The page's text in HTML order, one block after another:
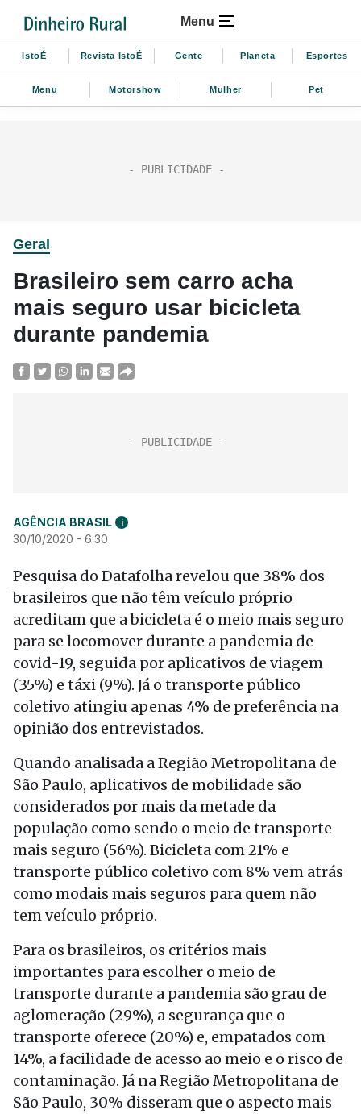
Menu
IstoÉ Revista IstoÉ Gente Planeta Esportes
Menu Motorshow Mulher Pet
Geral
Brasileiro sem carro acha
mais seguro usar bicicleta
durante pandemia
AGÊNCIA BRASIL i
30/10/2020 - 6:30
Pesquisa do Datafolha revelou que 38% dos
brasileiros que não têm veículo próprio
acreditam que a bicicleta é o meio mais seguro
para se locomover durante a pandemia de
covid-19, seguida por aplicativos de viagem
(35%) e táxi (9%). Já o transporte público
coletivo atingiu apenas 4% de preferência na
opinião dos entrevistados.
Quando analisada a Região Metropolitana de
São Paulo, aplicativos de mobilidade são
considerados por mais da metade da
população como sendo o meio de transporte
mais seguro (56%). Bicicleta com 21% e
transporte público coletivo com 8% vem atrás
como modais mais seguros para quem não
tem veículo próprio.
Para os brasileiros, os critérios mais
importantes para escolher o meio de
transporte durante a pandemia são grau de
aglomeração (29%), a segurança que o
transporte oferece (20%) e, empatados com
14%, a facilidade de acesso ao meio e o risco de
contaminação. Já na Região Metropolitana de
São Paulo, 30% disseram que o aspecto mais